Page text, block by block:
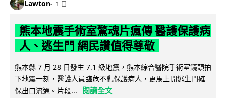
Lawton 1 日
熊本地震手術室驚魂片瘋傳 醫護保護病
人、逃生門 網民讚值得尊敬
熊本縣 7 月 28 日發生 7.1 級地震，熊本綜合醫院手術室鏡頭拍
下地震一刻，醫護人員臨危不亂保護病人，更馬上開逃生門確
保出口流通。片段...
閱讀全文